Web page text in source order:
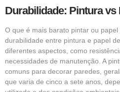
Durabilidade: Pintura vs
O que é mais barato pintar ou
durabilidade entre pintura e papel
diferentes aspectos, como
necessidades de manutenção. A
comuns para decorar paredes,
que varia de cinco a sete anos,